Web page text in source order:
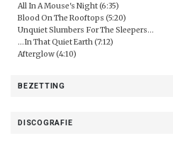
All In A Mouse's Night (6:35)
Blood On The Rooftops (5:20)
Unquiet Slumbers For The Sleepers...
...In That Quiet Earth (7:12)
Afterglow (4:10)
BEZETTING
DISCOGRAFIE